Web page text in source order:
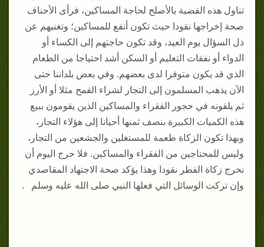
تناول هذه القضية بالأصلح لحاجة المساكين، فرأى الأحناف
صحة إخراجها نقودا حيث تكون أنفع للمساكين؛ وتغنيهم عن
ذل السؤال يوم العيد، وقد تكون حاجتهم إلى الكساء أو
الدواء أو نفقات التعليم أو السكن أشد احتياجا من الطعام
الذي قد يكون متوفرا لدى بعضهم. وفي بعض بلداننا حتى
الآن يذهب المسلمون إلى التجار لشراء القمح مثلا أو الأرز
ثم يلقونه في حجور الفقراء والمساكين الذين يقومون ببيع
هذه الكميات الكبيرة بنصف ثمنها أحيانا إلى هؤلاء التجار،
وبهذا تكون الزكاة طعمة للمستغلين والجشعين من التجار،
وليس للمحتاجين من الفقراء والمساكين. فلا حرج اليوم أن
نخرج زكاة الفطر نقودا وهذا يؤكد صحة الاجتهاد المقاصدي
وإن تركت الوسائل التي فعلها النبي صلى الله عليه وسلم .